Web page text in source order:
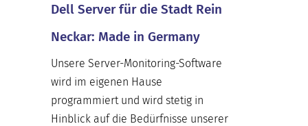
Dell Server für die Stadt Rein
Neckar: Made in Germany
Unsere Server-Monitoring-Software
wird im eigenen Hause
programmiert und wird stetig in
Hinblick auf die Bedürfnisse unserer